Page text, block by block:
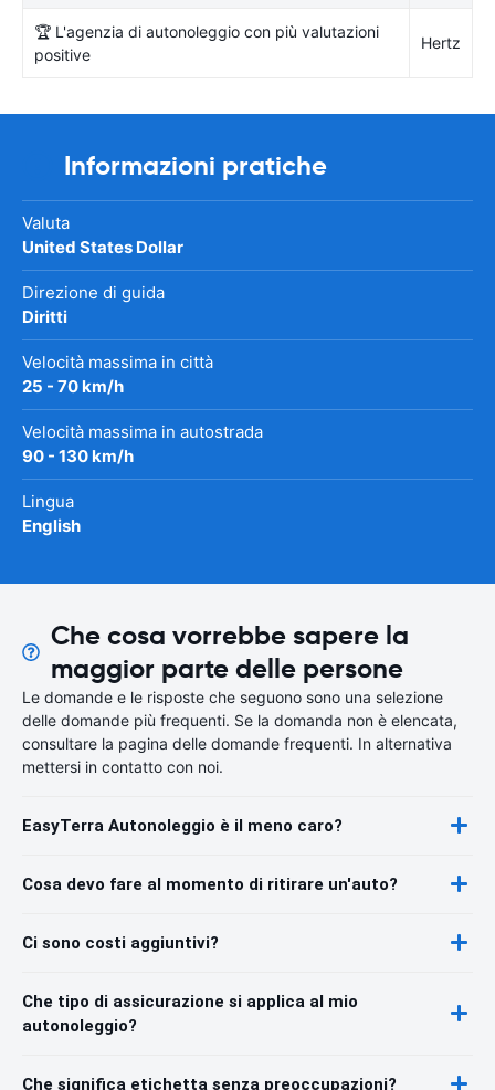
🏆 L'agenzia di autonoleggio con più valutazioni
positive
Hertz
Informazioni pratiche
Valuta
United States Dollar
Direzione di guida
Diritti
Velocità massima in città
25 - 70 km/h
Velocità massima in autostrada
90 - 130 km/h
Lingua
English
Che cosa vorrebbe sapere la
maggior parte delle persone
Le domande e le risposte che seguono sono una selezione
delle domande più frequenti. Se la domanda non è elencata,
consultare la pagina delle domande frequenti. In alternativa
mettersi in contatto con noi.
EasyTerra Autonoleggio è il meno caro?
Cosa devo fare al momento di ritirare un'auto?
Ci sono costi aggiuntivi?
Che tipo di assicurazione si applica al mio
autonoleggio?
Che significa etichetta senza preoccupazioni?